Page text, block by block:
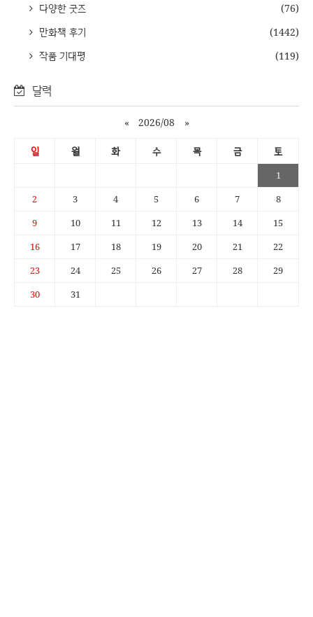
다양한 굿즈
(76)
만화책 후기
(1442)
작품 기대평
(119)
달력
« 2026/08 »
일 월 화 수 목 금 토
1
2
3 4 5 6 7
8
9
10 11 12 13 14
15
16
17 18 19 20 21
22
23
24 25 26 27 28
29
30
31